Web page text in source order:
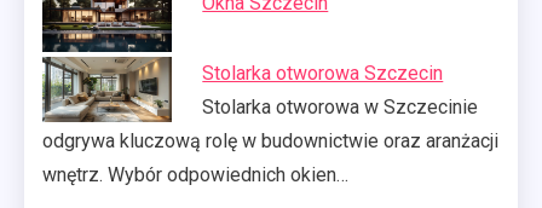
Stolarka otworowa Szczecin
Stolarka otworowa w Szczecinie
odgrywa kluczową rolę w budownictwie oraz aranżacji
wnętrz. Wybór odpowiednich okien…